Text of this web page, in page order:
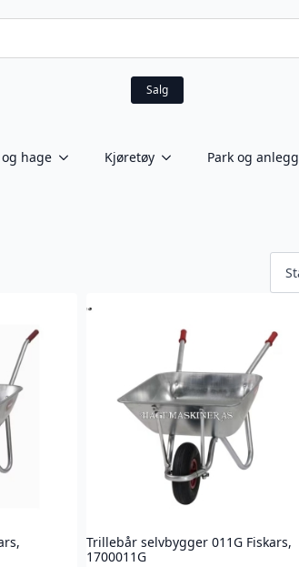
Salg
hage Kjøretøy Park og anlegg
Trillebår selvbygger 011G Fiskars,
1700011G